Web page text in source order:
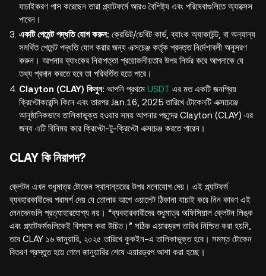
যাচাইকরণ পাস করেছেন তারা প্ল্যাটফর্মে আরও বৈশিষ্ট্য এবং পরিষেবাগুলিতে অ্যাক্সেস
পাবেন।
একটি পেমেন্ট পদ্ধতি যোগ করুন: ক্রেডিট/ডেবিট কার্ড, ব্যাংক অ্যাকাউন্ট, বা অন্যান্য
সমর্থিত পেমেন্ট পদ্ধতি যোগ করার জন্য এক্সচেঞ্জ কর্তৃক প্রদত্ত নির্দেশাবলী অনুসরণ
করুন। আপনার ব্যাংকের নিরাপত্তা প্রয়োজনীয়তার উপর নির্ভর করে আপনাকে যে
তথ্য প্রদান করতে হবে তা পরিবর্তিত হতে পারে।
Clayton (CLAY) কিনুন: আপনি প্রথমে USDT এর মত একটি জনপ্রিয়
ক্রিপ্টোকরেন্সি কিনে এবং তারপর Jan.16, 2025 তারিখে টোকেনটি এক্সচেঞ্জে
আনুষ্ঠানিকভাবে তালিকাভুক্ত হওয়ার সময় আপনার পছন্দের Clayton (CLAY) এর
জন্য এটি বিনিময় করে ক্রিপ্টো-টু-ক্রিপ্টো এক্সচেঞ্জ করতে পারেন।
CLAY কি নিরাপদ?
ক্লেটন এখন শুধুমাত্র টোকেন স্থানান্তরের উপর মনোযোগ দেয়। এই প্ল্যাটফর্ম
ব্যবহারকারীদের পরামর্শ দেয় যে তোলার আগে ওয়ালেট ঠিকানা যাচাই করে নিন কারণ এই
লেনদেনগুলি প্রত্যাহারযোগ্য নয়। “ব্যবহারকারীদের শুধুমাত্র অফিসিয়াল ক্লেটন লিঙ্ক
এবং প্ল্যাটফর্মগুলিকেই বিশ্বাস করা উচিত।” সঠিক এয়ারড্রপ তারিখ নিশ্চিত করা হয়নি,
তবে CLAY ১৬ জানুয়ারি, ২০২৫ তারিখে কুকইন-এ তালিকাভুক্ত হবে। সমস্ত টোকেন
বিতরণ প্রস্তুত হয়ে গেলে জানুয়ারির শেষে এয়ারড্রপ আশা করা হচ্ছে।